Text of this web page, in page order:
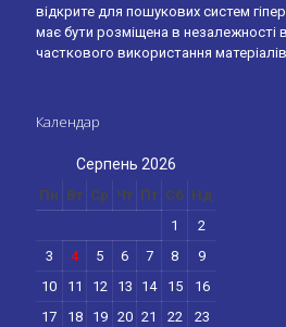
відкрите для пошукових систем
має бути розміщена в незалежності
часткового використання
Календар
Серпень 2026
Пн Вт Ср Чт Пт Сб Нд
1
2
3
4 5 6 7 8
9
10
11 12 13 14 15
16
17
18 19 20 21 22
23